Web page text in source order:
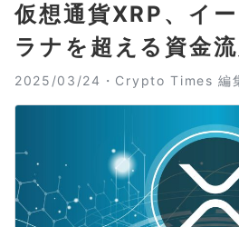
仮想通貨XRP、イ
ラナを超える資金
2025/03/24・ Crypto Times 編